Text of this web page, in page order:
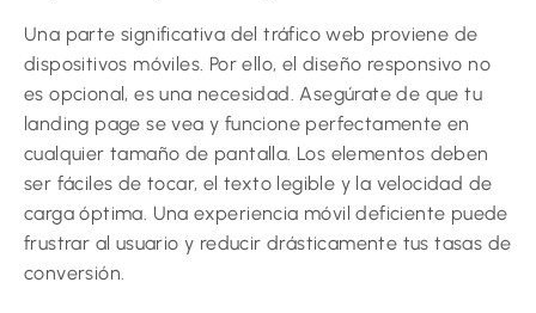
Una parte significativa del tráfico web proviene de
dispositivos móviles. Por ello, el diseño responsivo no
es opcional, es una necesidad. Asegúrate de que tu
landing page se vea y funcione perfectamente en
cualquier tamaño de pantalla. Los elementos deben
ser fáciles de tocar, el texto legible y la velocidad de
carga óptima. Una experiencia móvil deficiente puede
frustrar al usuario y reducir drásticamente tus tasas de
conversión.